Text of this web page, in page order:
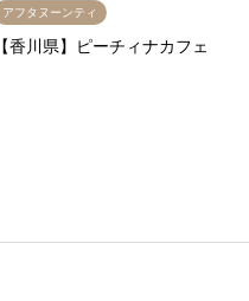
アフタヌーンティ
【香川県】ピーチィナカフェ